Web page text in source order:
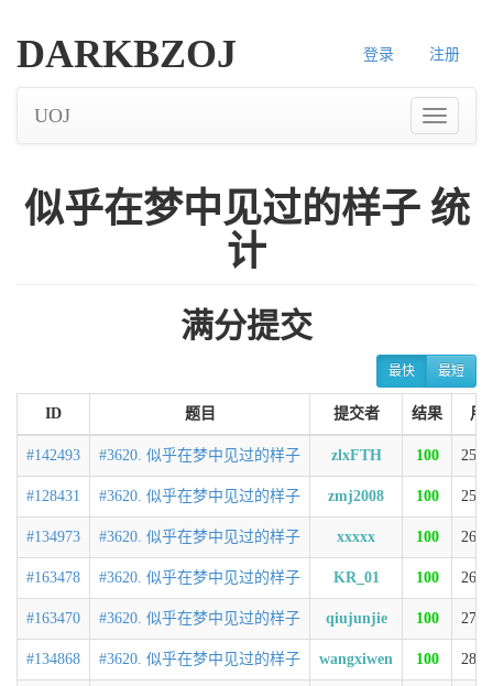
登录 注册
DARKBZOJ
UOJ
似乎在梦中见过的样子 统
计
满分提交
最快 最短
ID 题目 提交者 结果 用
#142493 #3620. 似乎在梦中见过的样子 zlxFTH 100
#128431 #3620. 似乎在梦中见过的样子 zmj2008 100
#134973 #3620. 似乎在梦中见过的样子 xxxxx 100
#163478 #3620. 似乎在梦中见过的样子 KR_01 100
#163470 #3620. 似乎在梦中见过的样子 qiujunjie 100
#134868 #3620. 似乎在梦中见过的样子 wangxiwen 100